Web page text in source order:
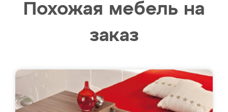
Похожая мебель на
заказ